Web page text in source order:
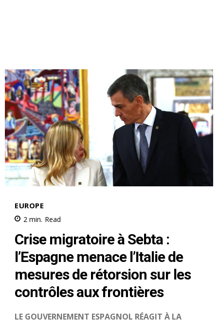
l'intelligence de
l'information
Insight Publications
À propos